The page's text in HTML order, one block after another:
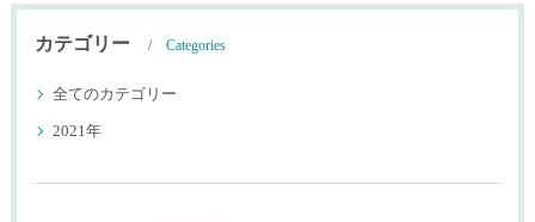
カテゴリー Categories
全てのカテゴリー
2021年